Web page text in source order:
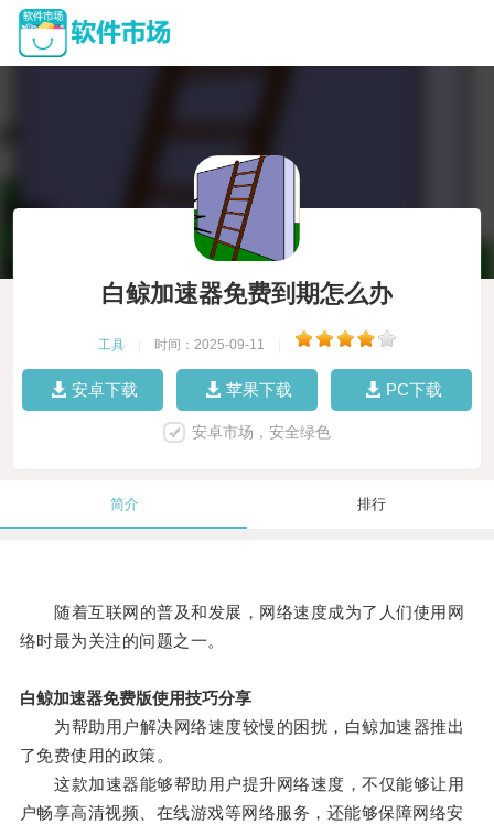
白鲸加速器免费到期怎么办
工具 时间：2025-09-11
安卓下载 苹果下载 PC下载
安卓市场，安全绿色
简介 排行
随着互联网的普及和发展，网络速度成为了人们使用网
络时最为关注的问题之一。
白鲸加速器免费版使用技巧分享
为帮助用户解决网络速度较慢的困扰，白鲸加速器推出
了免费使用的政策。
这款加速器能够帮助用户提升网络速度，不仅能够让用
户畅享高清视频、在线游戏等网络服务，还能够保障网络安